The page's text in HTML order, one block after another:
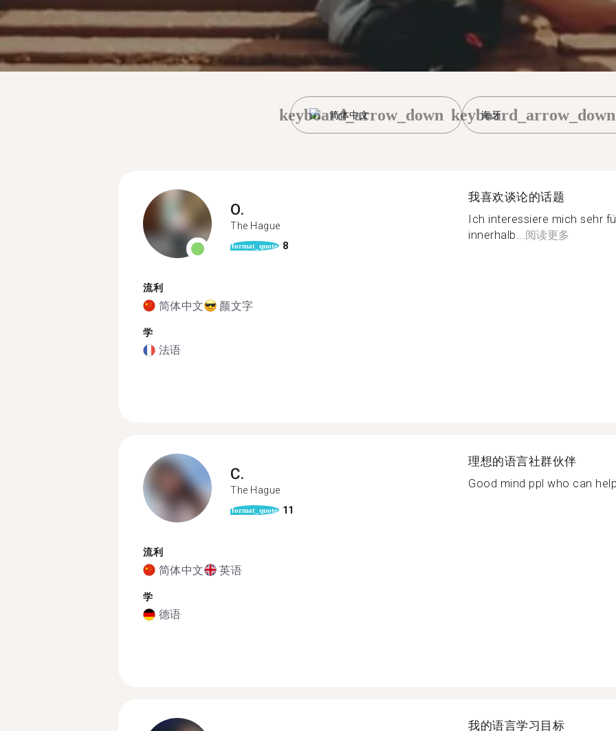
简体中文
keyboard_arrow_down 海牙
keyboard_arrow_down
O.
The Hague
format_quote 8
流利
简体中文 颜文字
学
法语
我喜欢谈论的话题
Ich interessiere mich sehr
innerhalb...阅读更多
C.
The Hague
format_quote 11
流利
简体中文 英语
学
德语
理想的语言社群伙伴
Good mind ppl who can
我的语言学习目标